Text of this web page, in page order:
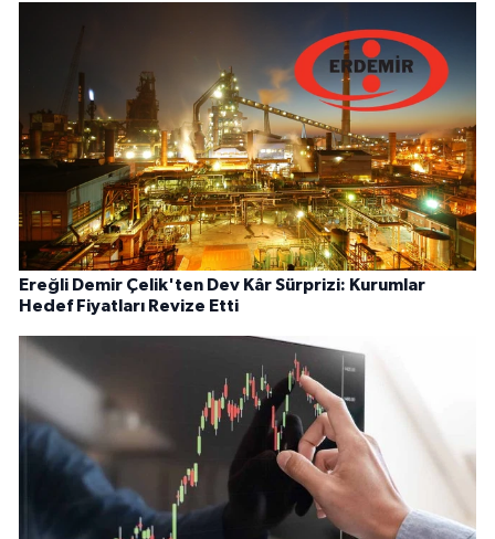
Ereğli Demir Çelik'ten Dev Kâr Sürprizi: Kurumlar
Hedef Fiyatları Revize Etti